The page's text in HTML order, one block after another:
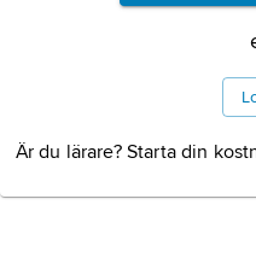
Är du lärare? Starta din